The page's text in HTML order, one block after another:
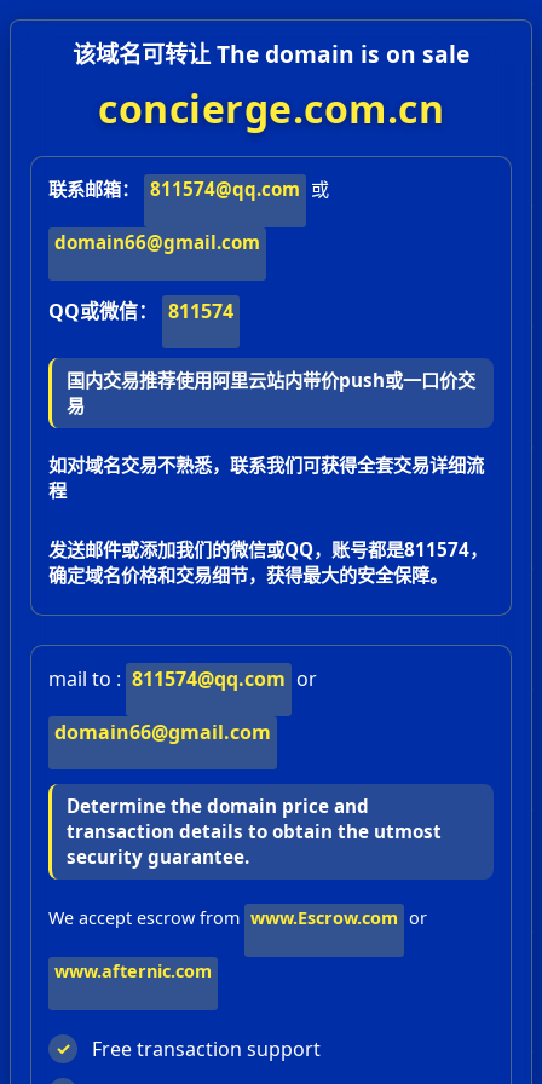
该域名可转让 The domain is on sale
concierge.com.cn
联系邮箱： 811574@qq.com 或
domain66@gmail.com
QQ或微信： 811574
国内交易推荐使用阿里云站内带价push或一口价交
易
如对域名交易不熟悉，联系我们可获得全套交易详细流
程
发送邮件或添加我们的微信或QQ，账号都是811574，
确定域名价格和交易细节，获得最大的安全保障。
mail to : 811574@qq.com or
domain66@gmail.com
Determine the domain price and
transaction details to obtain the utmost
security guarantee.
We accept escrow from www.Escrow.com or
www.afternic.com
Free transaction support